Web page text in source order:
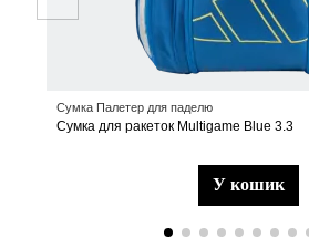
Сумка Палетер для паделю
Сумка для ракеток Multigame Blue 3.3
у кошик